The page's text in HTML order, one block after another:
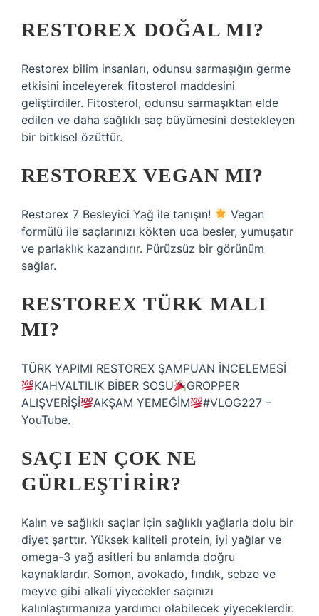
RESTOREX DOĞAL MI?
Restorex bilim insanları, odunsu sarmaşığın germe
etkisini inceleyerek fitosterol maddesini
geliştirdiler. Fitosterol, odunsu sarmaşıktan elde
edilen ve daha sağlıklı saç büyümesini destekleyen
bir bitkisel özüttür.
RESTOREX VEGAN MI?
Restorex 7 Besleyici Yağ ile tanışın!
Vegan
formülü ile saçlarınızı kökten uca besler, yumuşatır
ve parlaklık kazandırır. Pürüzsüz bir görünüm
sağlar.
RESTOREX TÜRK MALI
MI?
TÜRK YAPIMI RESTOREX ŞAMPUAN İNCELEMESİ
KAHVALTILIK BİBER SOSU
GROPPER
ALIŞVERİŞİ
AKŞAM YEMEĞİM
#VLOG227 –
YouTube.
SAÇI EN ÇOK NE
GÜRLEŞTIRIR?
Kalın ve sağlıklı saçlar için sağlıklı yağlarla dolu bir
diyet şarttır. Yüksek kaliteli protein, iyi yağlar ve
omega-3 yağ asitleri bu anlamda doğru
kaynaklardır. Somon, avokado, fındık, sebze ve
meyve gibi alkali yiyecekler saçınızı
kalınlaştırmanıza yardımcı olabilecek yiyeceklerdir.